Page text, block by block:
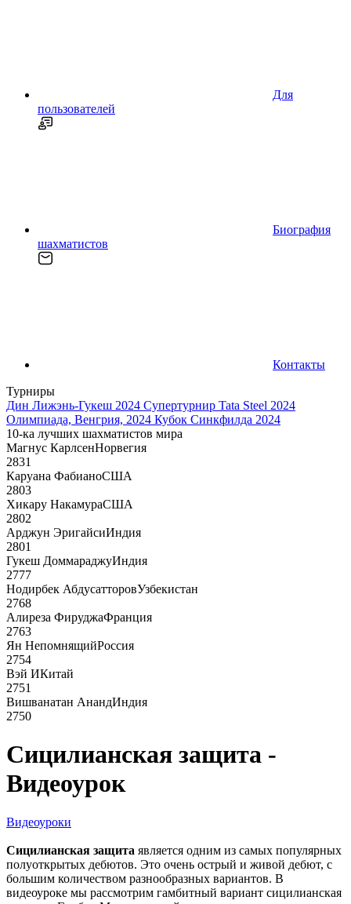
Для
пользователей
Биография
шахматистов
Контакты
Турниры
Дин Лижэнь-Гукеш 2024 Супертурнир Tata Steel 2024
Олимпиада, Венгрия, 2024 Кубок Синкфилда 2024
10-ка лучших шахматистов мира
Магнус КарлсенНорвегия
2831
Каруана ФабианоСША
2803
Хикару НакамураСША
2802
Арджун ЭригайсиИндия
2801
Гукеш ДоммараджуИндия
2777
Нодирбек АбдусатторовУзбекистан
2768
Алиреза ФируджаФранция
2763
Ян НепомнящийРоссия
2754
Вэй ИКитай
2751
Вишванатан АнандИндия
2750
Сицилианская защита -
Видеоурок
Видеоуроки
Сицилианская защита является одним из самых популярных
полуоткрытых дебютов. Это очень острый и живой дебют, с
большим количеством разнообразных вариантов. В
видеоуроке мы рассмотрим гамбитный вариант сицилианская